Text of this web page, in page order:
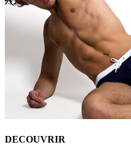
DECOUVRIR